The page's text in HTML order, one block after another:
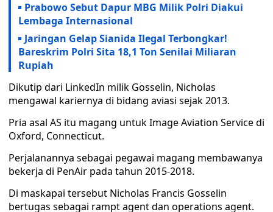
Prabowo Sebut Dapur MBG Milik Polri Diakui
Lembaga Internasional
Jaringan Gelap Sianida Ilegal Terbongkar!
Bareskrim Polri Sita 18,1 Ton Senilai Miliaran
Rupiah
Dikutip dari LinkedIn milik Gosselin, Nicholas
mengawal kariernya di bidang aviasi sejak 2013.
Pria asal AS itu magang untuk Image Aviation Service di
Oxford, Connecticut.
Perjalanannya sebagai pegawai magang membawanya
bekerja di PenAir pada tahun 2015-2018.
Di maskapai tersebut Nicholas Francis Gosselin
bertugas sebagai rampt agent dan operations agent.